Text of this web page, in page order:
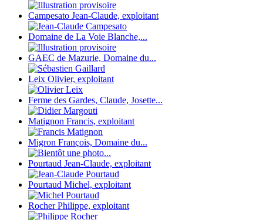
Campesato Jean-Claude, exploitant
Domaine de La Voie Blanche,...
GAEC de Mazurie, Domaine du...
Leix Olivier, exploitant
Ferme des Gardes, Claude, Josette...
Matignon Francis, exploitant
Migron François, Domaine du...
Pourtaud Jean-Claude, exploitant
Pourtaud Michel, exploitant
Rocher Philippe, exploitant